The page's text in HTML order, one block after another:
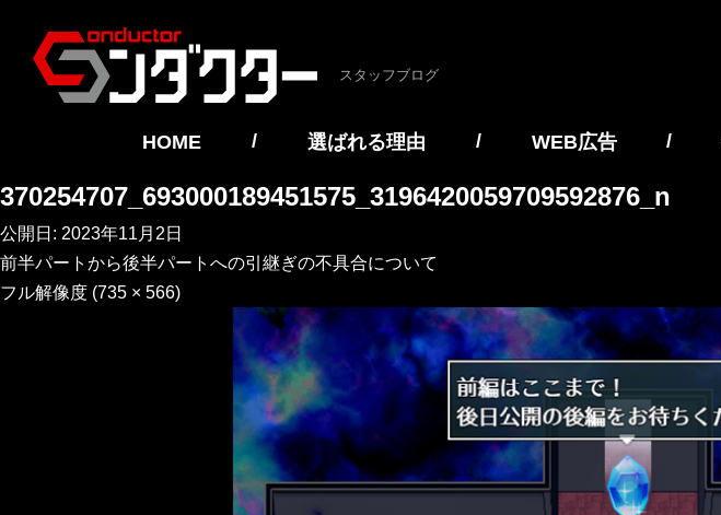
スタッフブログ
HOME / 選ばれる理由 / WEB広告 /
370254707_693000189451575_3196420059709592876_n
公開日: 2023年11月2日
前半パートから後半パートへの引継ぎの不具合について
フル解像度 (735 × 566)